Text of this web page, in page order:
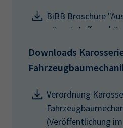
BiBB Broschüre
- Kunststoff- und
Downloads
Verordnung
(Veröffentlichung